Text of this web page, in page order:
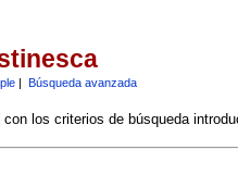
| Búsqueda avanzada
los criterios de búsqueda